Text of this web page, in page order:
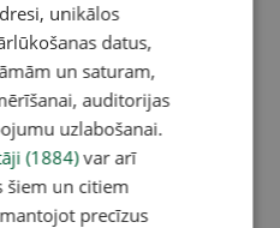
unikālos
datus,
un saturam,
auditorijas
uzlabošanai.
(1884)var arī
šiem un citiem
precīzus